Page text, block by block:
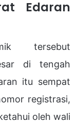
Edaran
tersebut
di tengah
itu sempat
registrasi,
oleh wali